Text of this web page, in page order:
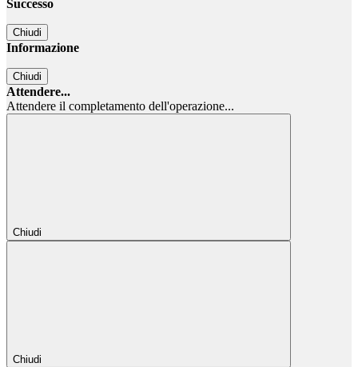
Successo
Chiudi
Informazione
Chiudi
Attendere...
Attendere il completamento dell'operazione...
Chiudi
Chiudi